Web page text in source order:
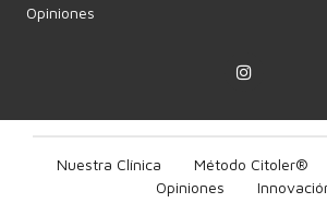
Opiniones
Nuestra Clínica Método Citoler®
Opiniones